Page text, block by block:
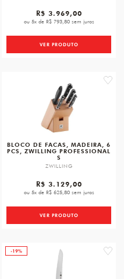
R$ 3.969,00
ou 5x de R$ 793,80 sem juros
VER PRODUTO
BLOCO DE FACAS, MADEIRA, 6
PCS, ZWILLING PROFESSIONAL
S
ZWILLING
R$ 3.129,00
ou 5x de R$ 625,80 sem juros
VER PRODUTO
-19%